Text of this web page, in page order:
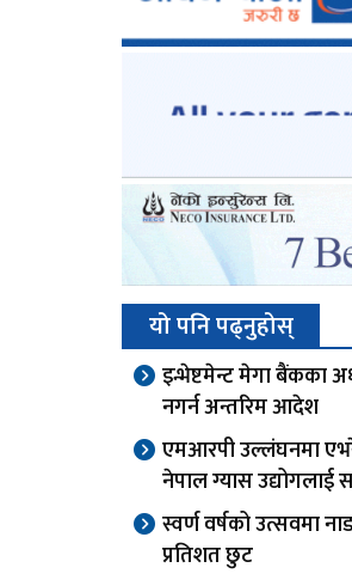
यो पनि पढ्नुहोस्
इन्भेष्टमेन्ट मेगा बैंकका
नगर्न अन्तरिम आदेश
एमआरपी उल्लंघनमा
नेपाल ग्यास उद्योगलाई
स्वर्ण वर्षको उत्सवमा
प्रतिशत छुट